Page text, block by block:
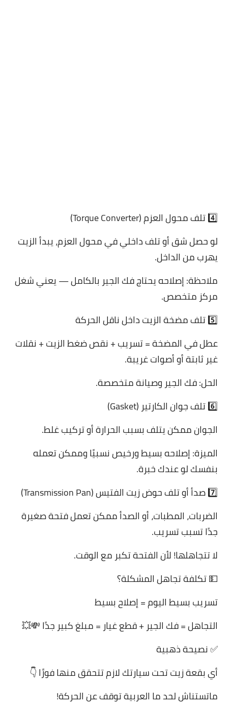
4️⃣ تلف محول العزم (Torque Converter)
لو حصل شق أو تلف داخلي في محول العزم، يبدأ الزيت
يهرب من الداخل.
ملاحظة: إصلاحه يحتاج فك الجير بالكامل — يعني شغل
مركز متخصص.
5️⃣ تلف مضخة الزيت داخل ناقل الحركة
عطل في المضخة = تسريب + نقص ضغط الزيت + نقلات
غير ثابتة أو أصوات غريبة.
الحل: فك الجير وصيانة متخصصة.
6️⃣ تلف جوان الكارتير (Gasket)
الجوان ممكن يتلف بسبب الحرارة أو تركيب غلط.
الميزة: إصلاحه بسيط ورخيص نسبيًا وممكن تعمله
بنفسك لو عندك خبرة.
7️⃣ صدأ أو تلف حوض زيت الفتيس (Transmission Pan)
الضربات، المطبات، أو الصدأ ممكن تعمل فتحة صغيرة
جدًا تسبب تسريب.
لا تتجاهلها! لأن الفتحة تكبر مع الوقت.
💵 تكلفة تجاهل المشكلة؟
تسريب بسيط اليوم = إصلاح بسيط
التجاهل = فك الجير + قطع غيار = مبلغ كبير جدًا 💸💥
✅ نصيحة ذهبية
أي بقعة زيت تحت سيارتك لازم تتحقق منها فورًا 👇
ماتستناش لحد ما العربية توقف عن الحركة!